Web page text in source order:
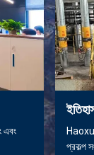
এবং
প্রকল্প